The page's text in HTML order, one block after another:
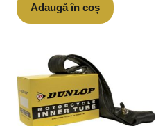
Adaugă în coș